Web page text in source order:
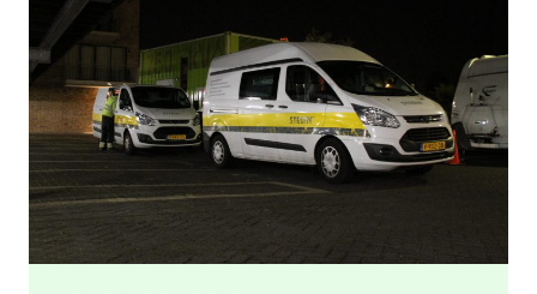
IN
BERKEL
EN
RODENRIJS